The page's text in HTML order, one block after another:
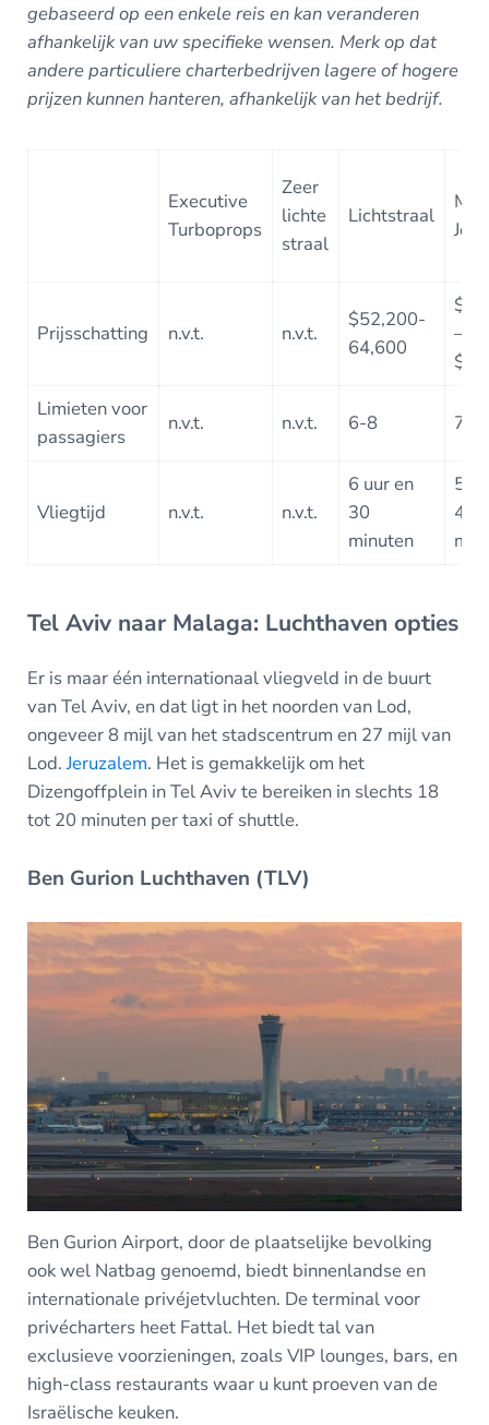
gebaseerd op een enkele reis en kan veranderen
afhankelijk van uw specifieke wensen. Merk op dat
andere particuliere charterbedrijven lagere of hogere
prijzen kunnen hanteren, afhankelijk van het bedrijf.
Executive
Turboprops
Zeer
lichte
straal
Lichtstraal
Jet
Prijsschatting n.v.t. n.v.t.
$52,200-
64,600
–
Limieten voor
passagiers
n.v.t. n.v.t. 6-8 7-9
Vliegtijd n.v.t. n.v.t.
6 uur en
30
minuten
5
47
Tel Aviv naar Malaga: Luchthaven opties
Er is maar één internationaal vliegveld in de buurt
van Tel Aviv, en dat ligt in het noorden van Lod,
ongeveer 8 mijl van het stadscentrum en 27 mijl van
Lod.Jeruzalem. Het is gemakkelijk om het
Dizengoffplein in Tel Aviv te bereiken in slechts 18
tot 20 minuten per taxi of shuttle.
Ben Gurion Luchthaven (TLV)
Ben Gurion Airport, door de plaatselijke bevolking
ook wel Natbag genoemd, biedt binnenlandse en
internationale privéjetvluchten. De terminal voor
privécharters heet Fattal. Het biedt tal van
exclusieve voorzieningen, zoals VIP lounges, bars, en
high-class restaurants waar u kunt proeven van de
Israëlische keuken.